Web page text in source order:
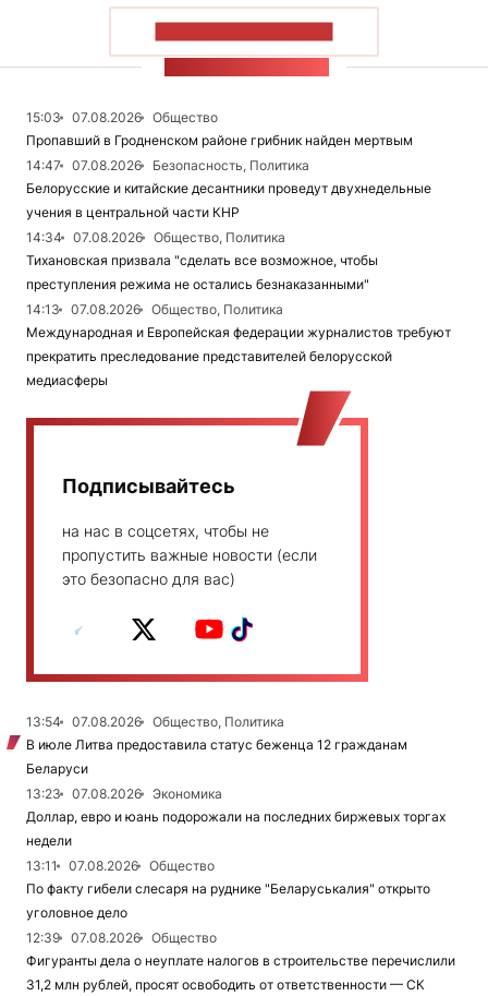
15:03 07.08.2026
Общество
Пропавший в Гродненском районе грибник найден мертвым
14:47
07.08.2026
Безопасность, Политика
Белорусские и китайские десантники проведут двухнедельные
учения в центральной части КНР
14:34
07.08.2026
Общество, Политика
Тихановская призвала "сделать все возможное, чтобы
преступления режима не остались безнаказанными"
14:13
07.08.2026
Общество, Политика
Международная и Европейская федерации журналистов требуют
прекратить преследование представителей белорусской
медиасферы
Подписывайтесь
на нас в соцсетях, чтобы не
пропустить важные новости (если
это безопасно для вас)
13:54 07.08.2026
Общество, Политика
В июле Литва предоставила статус беженца 12 гражданам
Беларуси
13:23
07.08.2026
Экономика
Доллар, евро и юань подорожали на последних биржевых торгах
недели
13:11
07.08.2026
Общество
По факту гибели слесаря на руднике "Беларуськалия" открыто
уголовное дело
12:39
07.08.2026
Общество
Фигуранты дела о неуплате налогов в строительстве перечислили
31,2 млн рублей, просят освободить от ответственности — СК